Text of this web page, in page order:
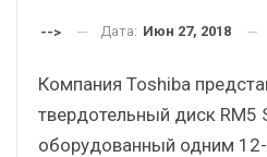
--> Дата: Июн 27, 2018
Компания Toshiba
твердотельный диск RM5
оборудованный одним 12-